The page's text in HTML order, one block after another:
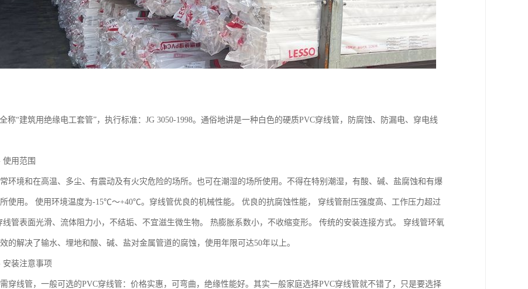
称“建筑用绝缘电工套管”，执行标准：JG 3050-1998。通俗地讲是一种白色的硬质PVC穿线管，防腐蚀、防漏电、穿电线
使用范围
环境和在高温、多尘、有震动及有火灾危险的场所。也可在潮湿的场所使用。不得在特别潮湿，有酸、碱、盐腐蚀和有爆
使用。 使用环境温度为-15℃～+40℃。穿线管优良的机械性能。 优良的抗腐蚀性能， 穿线管耐压强度高、工作压力超过
线管表面光滑、流体阻力小，不结垢、不宜滋生微生物。 热膨胀系数小，不收缩变形。 传统的安装连接方式。 穿线管环氧
的解决了输水、埋地和酸、碱、盐对金属管道的腐蚀，使用年限可达50年以上。
安装注意事项
穿线管，一般可选的PVC穿线管：价格实惠，可弯曲，绝缘性能好。其实一般家庭选择PVC穿线管就不错了，只是要选择